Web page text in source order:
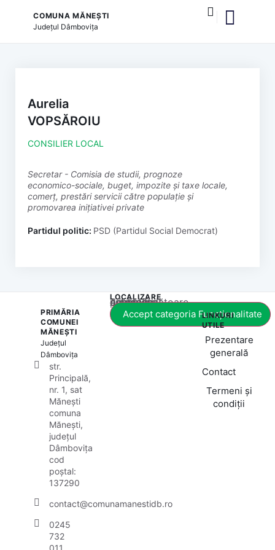
COMUNA MĂNEȘTI
Județul Dâmbovița
Aurelia
VOPSĂROIU
CONSILIER LOCAL
secretar - Comisia de studii, prognoze
economico-sociale, buget, impozite și taxe locale,
comerț, prestări servicii către populație și
promovarea inițiativei private
Partidul politic: PSD (Partidul Social Democrat)
PRIMĂRIA
COMUNEI
MĂNEȘTI
Județul
Dâmbovița
str.
Principală,
nr. 1, sat
Mănești
comuna
Mănești,
județul
Dâmbovița
cod
poștal:
137290
contact@comunamanestidb.ro
0245
732
011
LOCALIZARE
Acest conținut este blocat până când acceptați categoria corespunzătoare de cookie-uri.
Accept categoria Funcționalitate
LINKURI
UTILE
Prezentare
generală
Contact
Termeni și
condiții